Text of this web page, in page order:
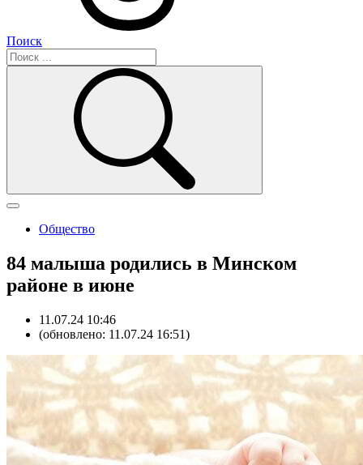
Поиск
Общество
84 малыша родились в Минском
районе в июне
11.07.24 10:46
(обновлено: 11.07.24 16:51)